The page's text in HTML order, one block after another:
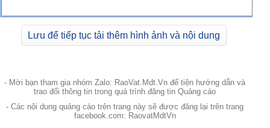
Lưu để tiếp tục tải thêm hình ảnh và nội dung
- Mời bạn tham gia nhóm Zalo: RaoVat.Mdt.Vn để tiện hướng dẫn và
trao đổi thông tin trong quá trình đăng tin Quảng cáo
- Các nội dung quảng cáo trên trang này sẽ được đăng lại trên trang
facebook.com: RaovatMdtVn